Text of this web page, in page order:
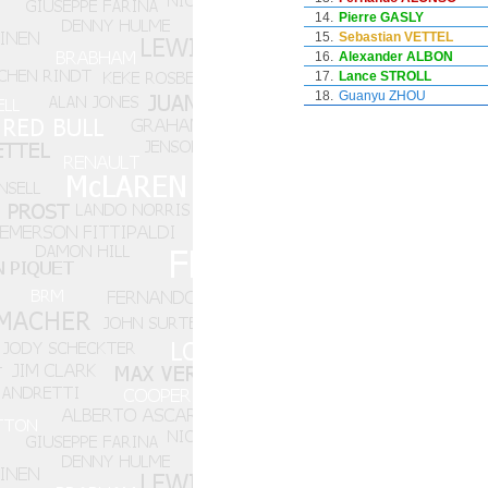
14. Pierre GASLY
15. Sebastian VETTEL
16. Alexander ALBON
17. Lance STROLL
18. Guanyu ZHOU